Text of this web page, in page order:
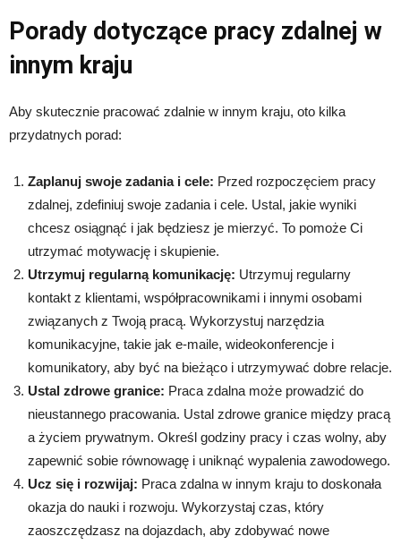
Porady dotyczące pracy zdalnej w
innym kraju
Aby skutecznie pracować zdalnie w innym kraju, oto kilka
przydatnych porad:
Zaplanuj swoje zadania i cele: Przed rozpoczęciem pracy
zdalnej, zdefiniuj swoje zadania i cele. Ustal, jakie wyniki
chcesz osiągnąć i jak będziesz je mierzyć. To pomoże Ci
utrzymać motywację i skupienie.
Utrzymuj regularną komunikację: Utrzymuj regularny
kontakt z klientami, współpracownikami i innymi osobami
związanych z Twoją pracą. Wykorzystuj narzędzia
komunikacyjne, takie jak e-maile, wideokonferencje i
komunikatory, aby być na bieżąco i utrzymywać dobre relacje.
Ustal zdrowe granice: Praca zdalna może prowadzić do
nieustannego pracowania. Ustal zdrowe granice między pracą
a życiem prywatnym. Określ godziny pracy i czas wolny, aby
zapewnić sobie równowagę i uniknąć wypalenia zawodowego.
Ucz się i rozwijaj: Praca zdalna w innym kraju to doskonała
okazja do nauki i rozwoju. Wykorzystaj czas, który
zaoszczędzasz na dojazdach, aby zdobywać nowe